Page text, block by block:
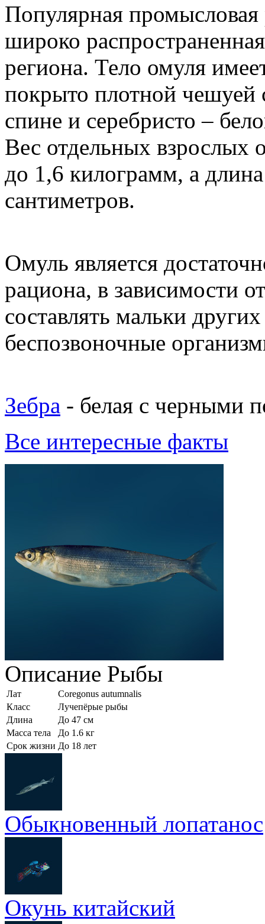
Популярная
широко
региона. Тело омуля
покрыто плотной чешуей
спине и серебристо –
Вес отдельных взрослых
до 1,6 килограмм, а
сантиметров.
Омуль является
рациона, в зависимости
составлять мальки
беспозвоночные
Зебра - белая с черными
Все интересные факты
Описание Рыбы
Лат
Coregonus autumnalis
Класс
Лучепёрые рыбы
Длина
До 47 см
Масса тела
До 1.6 кг
Срок жизни До 18 лет
Обыкновенный лопатанос
Окунь китайский